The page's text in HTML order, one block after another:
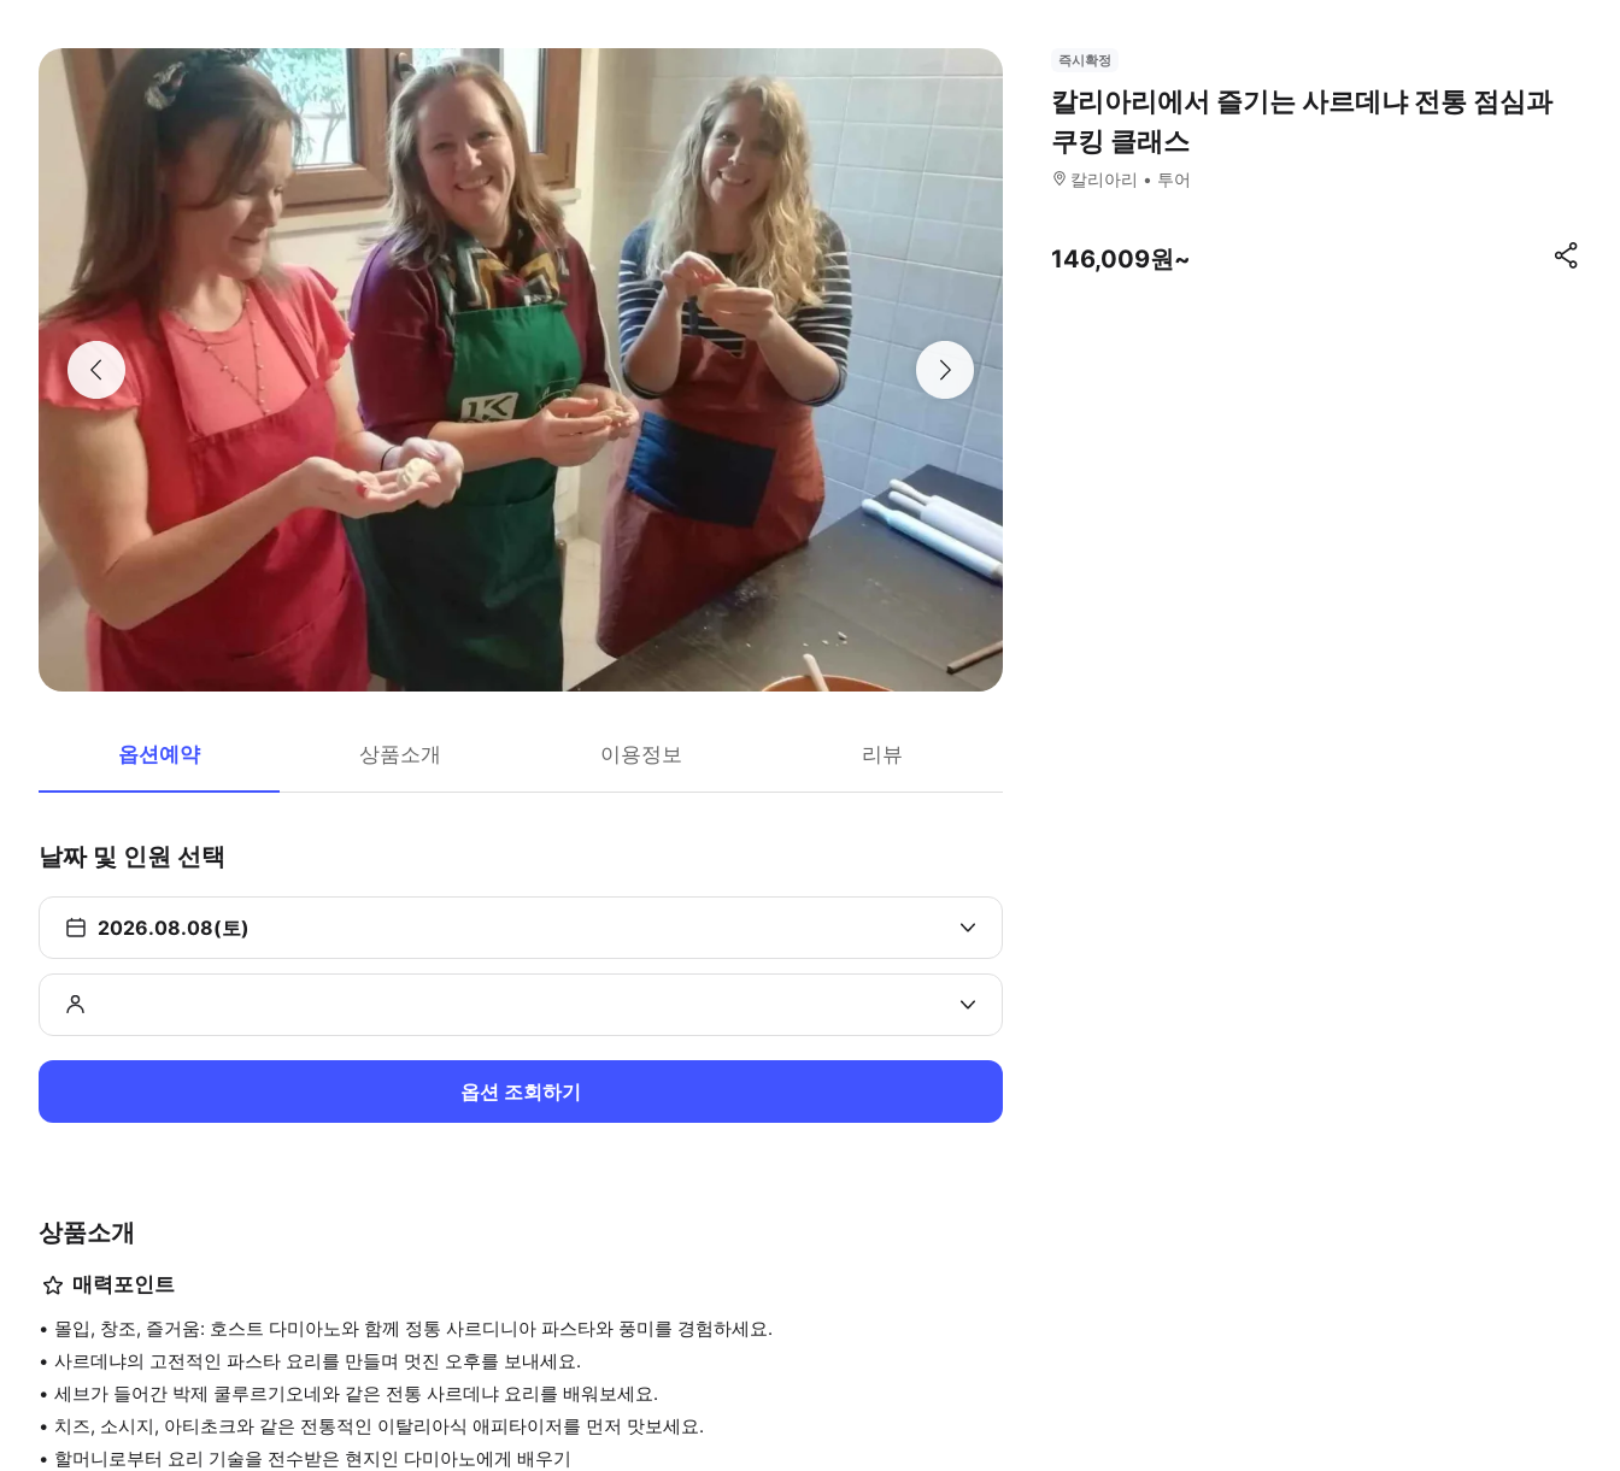
옵션예약 상품소개 이용정보 리뷰
날짜 및 인원 선택
2026.08.08(토)
옵션 조회하기
상품소개
매력포인트
몰입, 창조, 즐거움: 호스트 다미아노와 함께 정통 사르디니아 파스타와 풍미를 경험하세요.
사르데냐의 고전적인 파스타 요리를 만들며 멋진 오후를 보내세요.
세브가 들어간 박제 쿨루르기오네와 같은 전통 사르데냐 요리를 배워보세요.
치즈, 소시지, 아티초크와 같은 전통적인 이탈리아식 애피타이저를 먼저 맛보세요.
할머니로부터 요리 기술을 전수받은 현지인 다미아노에게 배우기
즉시확정
칼리아리에서 즐기는 사르데냐 전통 점심과
쿠킹 클래스
칼리아리 투어
146,009원~